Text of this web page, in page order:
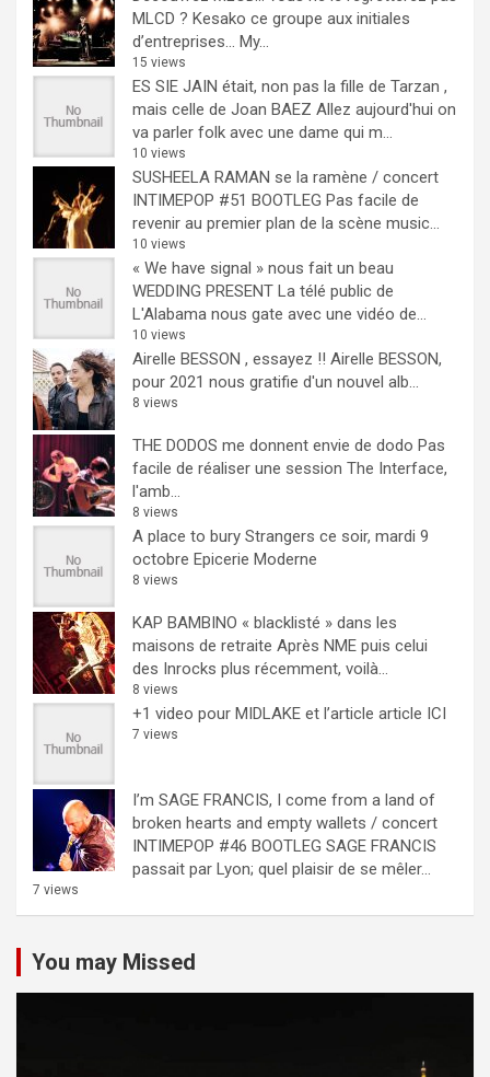
MLCD ? Kesako ce groupe aux initiales
d’entreprises… My...
15 views
ES SIE JAIN était, non pas la fille de Tarzan ,
mais celle de Joan BAEZ Allez aujourd'hui on
va parler folk avec une dame qui m...
10 views
SUSHEELA RAMAN se la ramène / concert
INTIMEPOP #51 BOOTLEG Pas facile de
revenir au premier plan de la scène music...
10 views
« We have signal » nous fait un beau
WEDDING PRESENT La télé public de
L'Alabama nous gate avec une vidéo de...
10 views
Airelle BESSON , essayez !! Airelle BESSON,
pour 2021 nous gratifie d'un nouvel alb...
8 views
THE DODOS me donnent envie de dodo Pas
facile de réaliser une session The Interface,
l'amb...
8 views
A place to bury Strangers ce soir, mardi 9
octobre Epicerie Moderne
8 views
KAP BAMBINO « blacklisté » dans les
maisons de retraite Après NME puis celui
des Inrocks plus récemment, voilà...
8 views
+1 video pour MIDLAKE et l’article article ICI
7 views
I’m SAGE FRANCIS, I come from a land of
broken hearts and empty wallets / concert
INTIMEPOP #46 BOOTLEG SAGE FRANCIS
passait par Lyon; quel plaisir de se mêler...
7 views
You may Missed